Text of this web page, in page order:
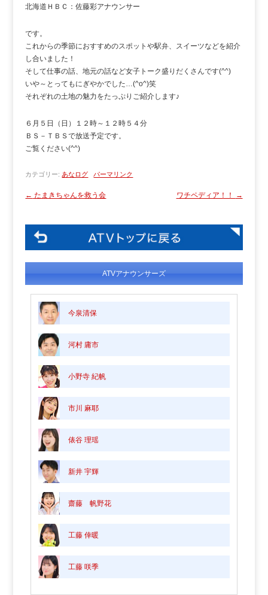
北海道ＨＢＣ：佐藤彩アナウンサー
です。
これからの季節におすすめのスポットや駅弁、スイーツなどを紹介
し合いました！
そして仕事の話、地元の話など女子トーク盛りだくさんです(^^)
いや～とってもにぎやかでした…(^o^)笑
それぞれの土地の魅力をたっぷりご紹介します♪
６月５日（日）１２時～１２時５４分
ＢＳ－ＴＢＳで放送予定です。
ご覧ください(^^)
カテゴリー: あなログ パーマリンク
← たまきちゃんを救う会 ワチペディア！！ →
ATVアナウンサーズ
今泉清保
河村 庸市
小野寺 紀帆
市川 麻耶
俵谷 理瑶
新井 宇輝
齋藤 帆野花
工藤 倖暖
工藤 咲季